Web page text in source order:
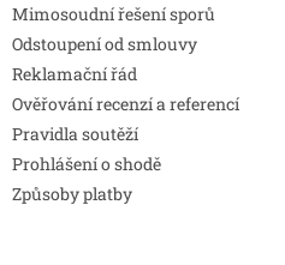
Mimosoudní řešení sporů
Odstoupení od smlouvy
Reklamační řád
Ověřování recenzí a referencí
Pravidla soutěží
Prohlášení o shodě
Způsoby platby